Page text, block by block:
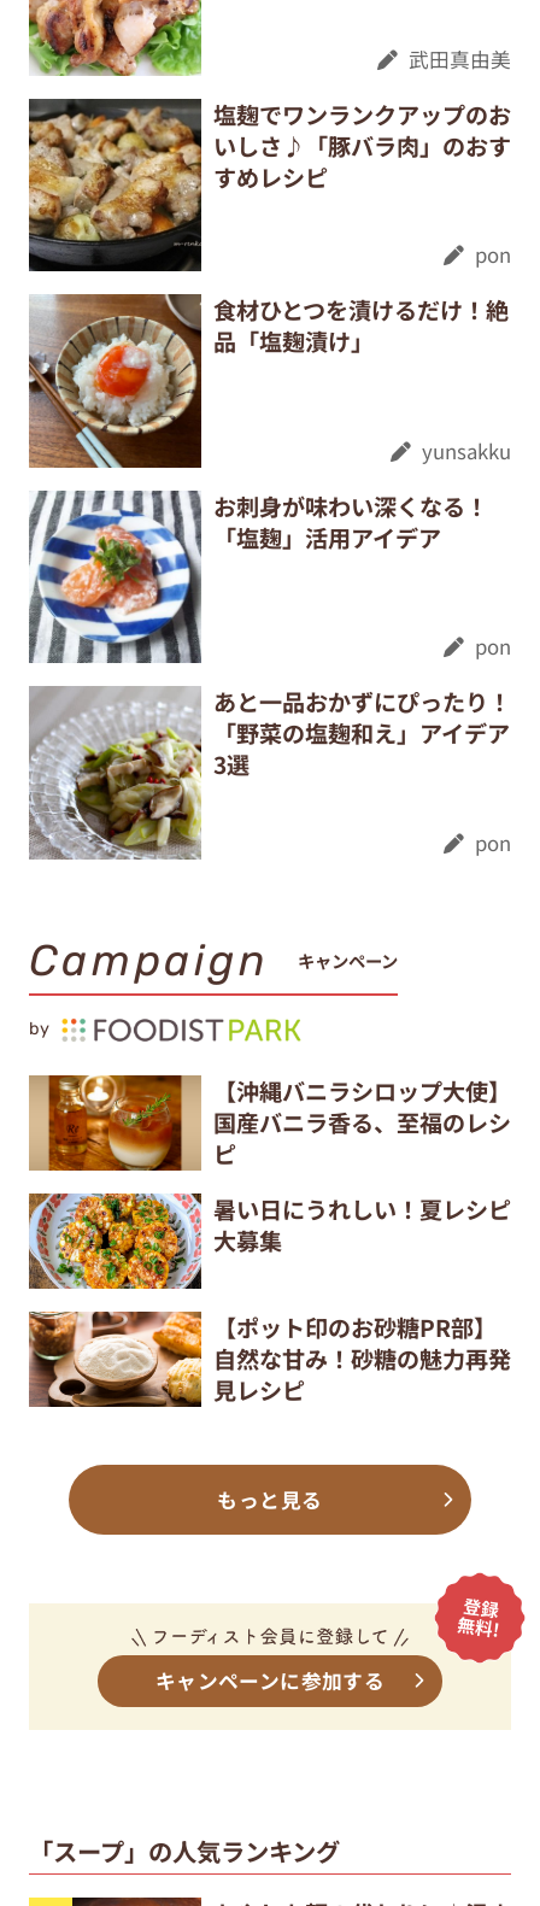
武田真由美
塩麹でワンランクアップのお
いしさ♪「豚バラ肉」のおす
すめレシピ
pon
食材ひとつを漬けるだけ！絶
品「塩麹漬け」
yunsakku
お刺身が味わい深くなる！
「塩麹」活用アイデア
pon
あと一品おかずにぴったり！
「野菜の塩麹和え」アイデア
3選
pon
Campaign キャンペーン
by
【沖縄バニラシロップ大使】
国産バニラ香る、至福のレシ
ピ
暑い日にうれしい！夏レシピ
大募集
【ポット印のお砂糖PR部】
自然な甘み！砂糖の魅力再発
見レシピ
もっと見る
キャンペーンに参加する
「スープ」の人気ランキング